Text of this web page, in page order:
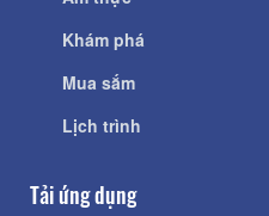
Khám phá
Mua sắm
Lịch trình
Tải ứng dụng